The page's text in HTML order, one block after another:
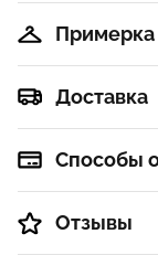
Примерка
Доставка
Способы
Отзывы